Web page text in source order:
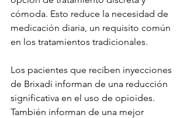
cómoda. Esto reduce la necesidad de
medicación diaria, un requisito común
en los tratamientos tradicionales.
Los pacientes que reciben inyecciones
de Brixadi informan de una reducción
significativa en el uso de opioides.
También informan de una mejor